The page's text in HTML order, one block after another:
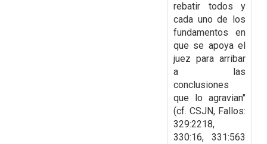
rebatir todos y
cada uno de los
fundamentos en
que se apoya el
juez para arribar
a las
conclusiones
que lo agravian"
(cf. CSJN, Fallos:
329:2218,
330:16, 331:563